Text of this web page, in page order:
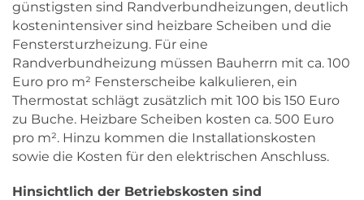
günstigsten sind Randverbundheizungen, deutlich
kostenintensiver sind heizbare Scheiben und die
Fenstersturzheizung. Für eine
Randverbundheizung müssen Bauherrn mit ca. 100
Euro pro m² Fensterscheibe kalkulieren, ein
Thermostat schlägt zusätzlich mit 100 bis 150 Euro
zu Buche. Heizbare Scheiben kosten ca. 500 Euro
pro m². Hinzu kommen die Installationskosten
sowie die Kosten für den elektrischen Anschluss.
Hinsichtlich der Betriebskosten sind